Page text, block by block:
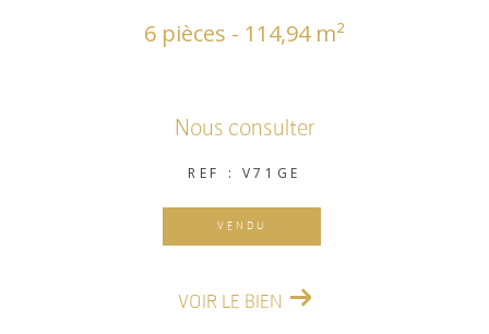
6 pièces - 114,94 m²
Nous consulter
REF : V71GE
VENDU
VOIR LE BIEN